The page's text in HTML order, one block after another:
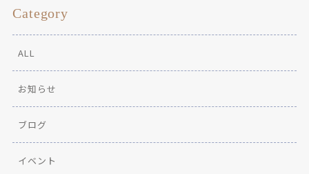
Category
ALL
お知らせ
ブログ
イベント